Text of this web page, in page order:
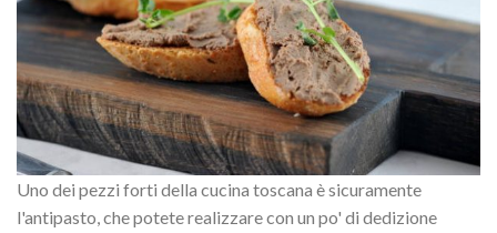
Uno dei pezzi forti della cucina toscana è sicuramente
l'antipasto, che potete realizzare con un po' di dedizione